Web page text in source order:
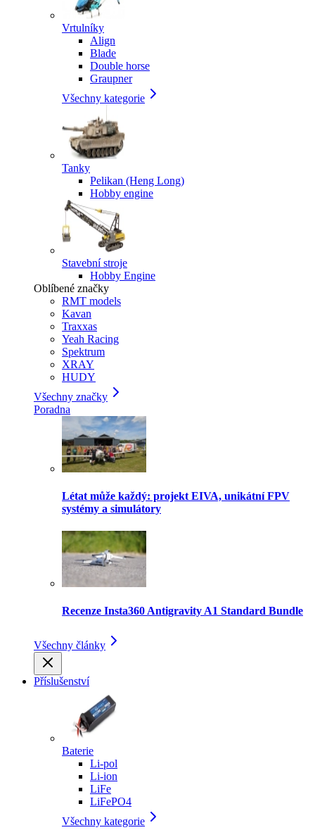
Vrtulníky
Align
Blade
Double horse
Graupner
Všechny kategorie
Tanky
Pelikan (Heng Long)
Hobby engine
Stavební stroje
Hobby Engine
Oblíbené značky
RMT models
Kavan
Traxxas
Yeah Racing
Spektrum
XRAY
HUDY
Všechny značky
Poradna
Létat může každý: projekt EIVA, unikátní FPV
systémy a simulátory
Recenze Insta360 Antigravity A1 Standard Bundle
Všechny články
Příslušenství
Baterie
Li-pol
Li-ion
LiFe
LiFePO4
Všechny kategorie